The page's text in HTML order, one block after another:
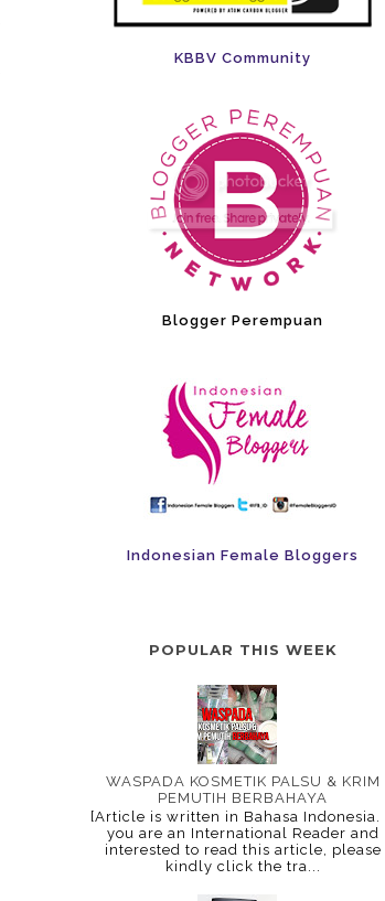
KBBV Community
Blogger Perempuan
Indonesian Female Bloggers
POPULAR THIS WEEK
WASPADA KOSMETIK PALSU & KRIM
PEMUTIH BERBAHAYA
[Article is written in Bahasa Indonesia.
you are an International Reader and
interested to read this article, please
kindly click the tra...